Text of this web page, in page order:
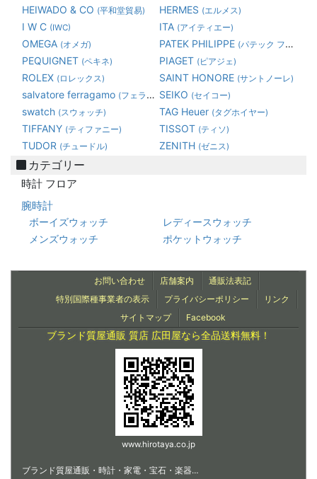
HEIWADO & CO (平和堂貿易) HERMES (エルメス)
I W C (IWC) ITA (アイティエー)
OMEGA (オメガ) PATEK PHILIPPE (パテック フィリップ)
PEQUIGNET (ペキネ) PIAGET (ピアジェ)
ROLEX (ロレックス) SAINT HONORE (サントノーレ)
salvatore ferragamo (フェラガモ) SEIKO (セイコー)
swatch (スウォッチ) TAG Heuer (タグホイヤー)
TIFFANY (ティファニー) TISSOT (ティソ)
TUDOR (チュードル) ZENITH (ゼニス)
カテゴリー
時計 フロア
腕時計
ボーイズウォッチ
レディースウォッチ
メンズウォッチ
ポケットウォッチ
お問い合わせ 店舗案内
通販法表記
特別国際種事業者の表示
プライバシーポリシー
リンク
サイトマップ
Facebook
ブランド質屋通販 質店 広田屋なら全品送料無料！
www.hirotaya.co.jp
ブランド質屋通販・時計・家電・宝石・楽器…